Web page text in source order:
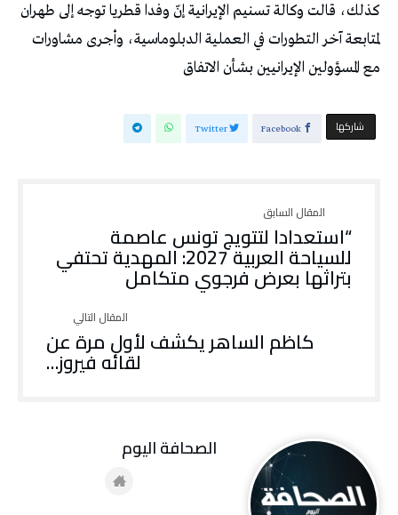
كذلك، قالت وكالة تسنيم الإيرانية إنّ وفدا قطريا توجه إلى طهران
لمتابعة آخر التطورات في العملية الدبلوماسية، وأجرى مشاورات
مع المسؤولين الإيرانيين بشأن الاتفاق
‫‫ شاركها‬ Facebook
Twitter
“استعدادا لتتويج تونس عاصمة
للسياحة العربية 2027: المهدية تحتفي
بتراثها بعرض فرجوي متكامل
كاظم الساهر يكشف لأول مرة عن
لقائه فيروز…